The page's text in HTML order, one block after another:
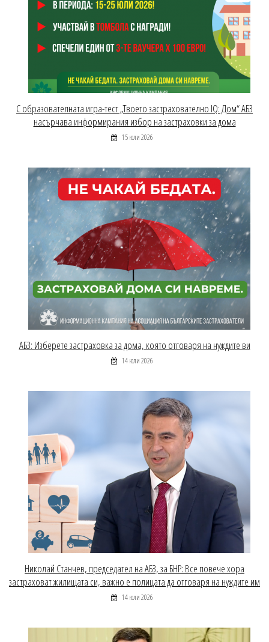
С образователната игра-тест „Твоето застрахователно IQ: Дом“ АБЗ
насърчава информирания избор на застраховки за дома
15 юли 2026
АБЗ: Изберете застраховка за дома, която отговаря на нуждите ви
14 юли 2026
Николай Станчев, председател на АБЗ, за БНР: Все повече хора
застраховат жилищата си, важно е полицата да отговаря на нуждите им
14 юли 2026